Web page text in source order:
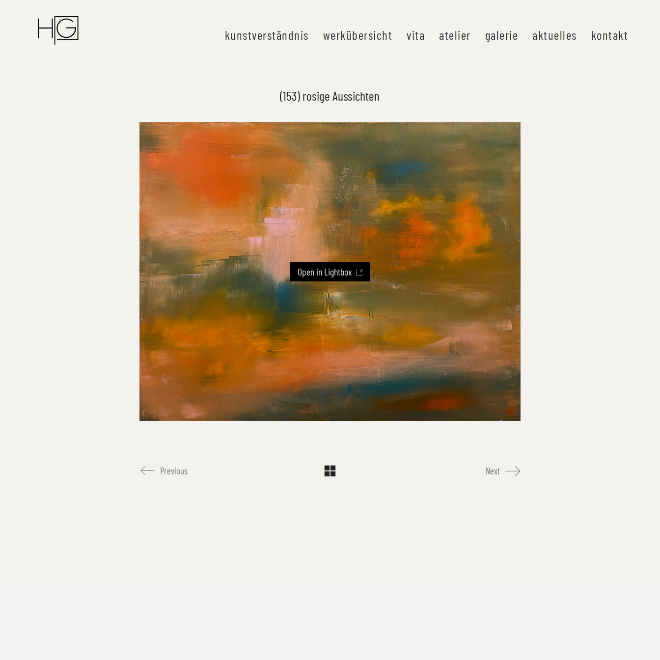
kunstverständnis werkübersicht vita atelier galerie aktuelles kontakt
(153) rosige Aussichten
Open in Lightbox
Previous Next